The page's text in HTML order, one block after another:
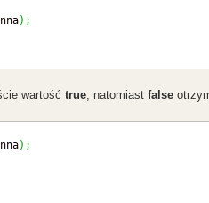
) ;
wartość true, natomiast false
) ;